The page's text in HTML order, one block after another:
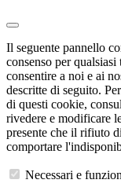
Il seguente pannello
consenso per
consentire a noi e ai
descritte di seguito.
di questi cookie,
rivedere e modificare
presente che il rifiuto
comportare
Necessari e